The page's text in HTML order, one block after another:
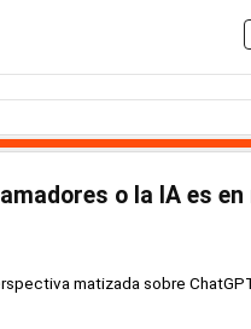
o la IA es en
matizada sobre